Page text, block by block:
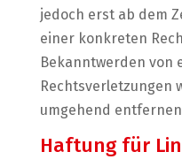
jedoch erst ab dem
einer konkreten
Bekanntwerden von
Rechtsverletzungen
umgehend
Haftung für